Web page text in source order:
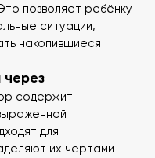
позволяет ребёнку
ситуации,
накопившиеся
через
содержит
для
их чертами